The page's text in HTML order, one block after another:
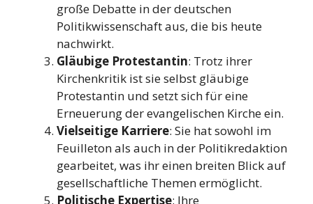
große Debatte in der deutschen
Politikwissenschaft aus, die bis heute
nachwirkt.
Gläubige Protestantin: Trotz ihrer
Kirchenkritik ist sie selbst gläubige
Protestantin und setzt sich für eine
Erneuerung der evangelischen Kirche ein.
Vielseitige Karriere: Sie hat sowohl im
Feuilleton als auch in der Politikredaktion
gearbeitet, was ihr einen breiten Blick auf
gesellschaftliche Themen ermöglicht.
Politische Expertise: Ihre